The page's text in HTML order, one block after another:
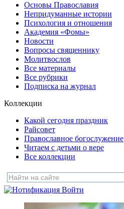
Основы Православия
Непридуманные истории
Психология и отношения
Академия «Фомы»
Новости
Вопросы священнику
Молитвослов
Все материалы
Все рубрики
Подписка на журнал
Коллекции
Какой сегодня праздник
Райсовет
Православное богослужение
Читаем с детьми о вере
Все коллекции
Войти